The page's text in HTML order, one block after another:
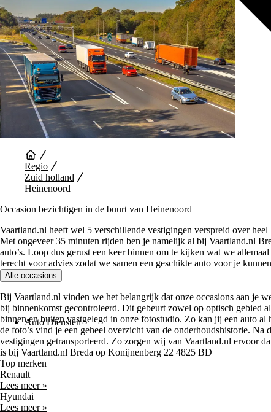
Auto Diensten
Regio
Zuid holland
Heinenoord
Occasion bezichtigen in de buurt van Heinenoord
Vaartland.nl heeft wel 5 verschillende vestigingen verspreid over
Met ongeveer 35 minuten rijden ben je namelijk al bij Vaartland.nl
auto’s. Loop dus gerust een keer binnen om te kijken wat we
terecht voor advies zodat we samen een geschikte auto voor je
Alle occasions
Bij Vaartland.nl vinden we het belangrijk dat onze occasions aan je
bij binnenkomst gecontroleerd. Dit gebeurt zowel op optisch gebied
binnen en buiten vastgelegd in onze fotostudio. Zo kan jij een auto
de foto’s vind je een geheel overzicht van de onderhoudshistorie. Na
vestigingen getransporteerd. Zo zorgen wij van Vaartland.nl ervoor
is bij Vaartland.nl Breda op Konijnenberg 22 4825 BD
Top merken
Renault
Lees meer »
Hyundai
Lees meer »